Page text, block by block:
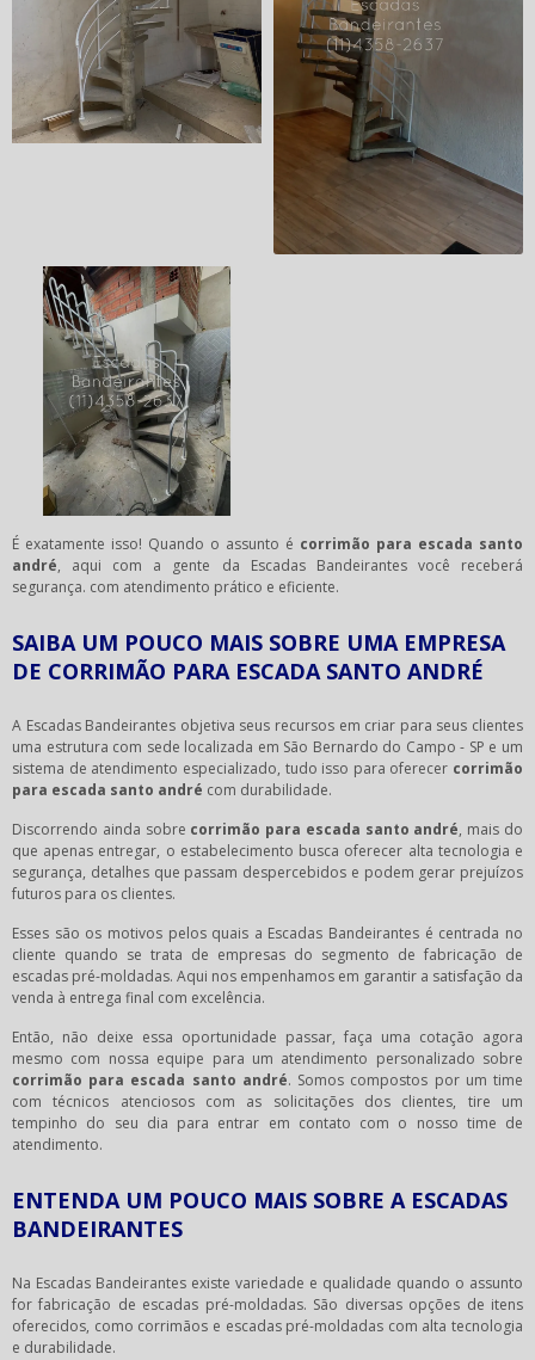
É exatamente isso! Quando o assunto é corrimão para escada santo
andré, aqui com a gente da Escadas Bandeirantes você receberá
segurança. com atendimento prático e eficiente.
SAIBA UM POUCO MAIS SOBRE UMA EMPRESA
DE CORRIMÃO PARA ESCADA SANTO ANDRÉ
A Escadas Bandeirantes objetiva seus recursos em criar para seus clientes
uma estrutura com sede localizada em São Bernardo do Campo - SP e um
sistema de atendimento especializado, tudo isso para oferecer corrimão
para escada santo andré com durabilidade.
Discorrendo ainda sobre corrimão para escada santo andré, mais do
que apenas entregar, o estabelecimento busca oferecer alta tecnologia e
segurança, detalhes que passam despercebidos e podem gerar prejuízos
futuros para os clientes.
Esses são os motivos pelos quais a Escadas Bandeirantes é centrada no
cliente quando se trata de empresas do segmento de fabricação de
escadas pré-moldadas. Aqui nos empenhamos em garantir a satisfação da
venda à entrega final com excelência.
Então, não deixe essa oportunidade passar, faça uma cotação agora
mesmo com nossa equipe para um atendimento personalizado sobre
corrimão para escada santo andré. Somos compostos por um time
com técnicos atenciosos com as solicitações dos clientes, tire um
tempinho do seu dia para entrar em contato com o nosso time de
atendimento.
ENTENDA UM POUCO MAIS SOBRE A ESCADAS
BANDEIRANTES
Na Escadas Bandeirantes existe variedade e qualidade quando o assunto
for fabricação de escadas pré-moldadas. São diversas opções de itens
oferecidos, como corrimãos e escadas pré-moldadas com alta tecnologia
e durabilidade.